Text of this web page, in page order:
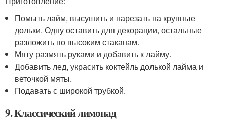
Помыть лайм, высушить и нарезать на крупные
дольки. Одну оставить для декорации, остальные
разложить по высоким стаканам.
Мяту размять руками и добавить к лайму.
Добавить лед, украсить коктейль долькой лайма и
веточкой мяты.
Подавать с широкой трубкой.
9. Классический лимонад